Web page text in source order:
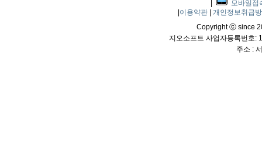
모바일접
이용약관
개인정보취급
Copyright ⓒ since
지오소프트 사업자등록번호:
주소 :